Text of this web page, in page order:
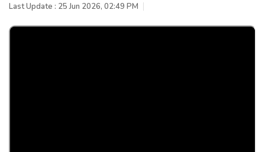
Last Update : 25 Jun 2026, 02:49 PM